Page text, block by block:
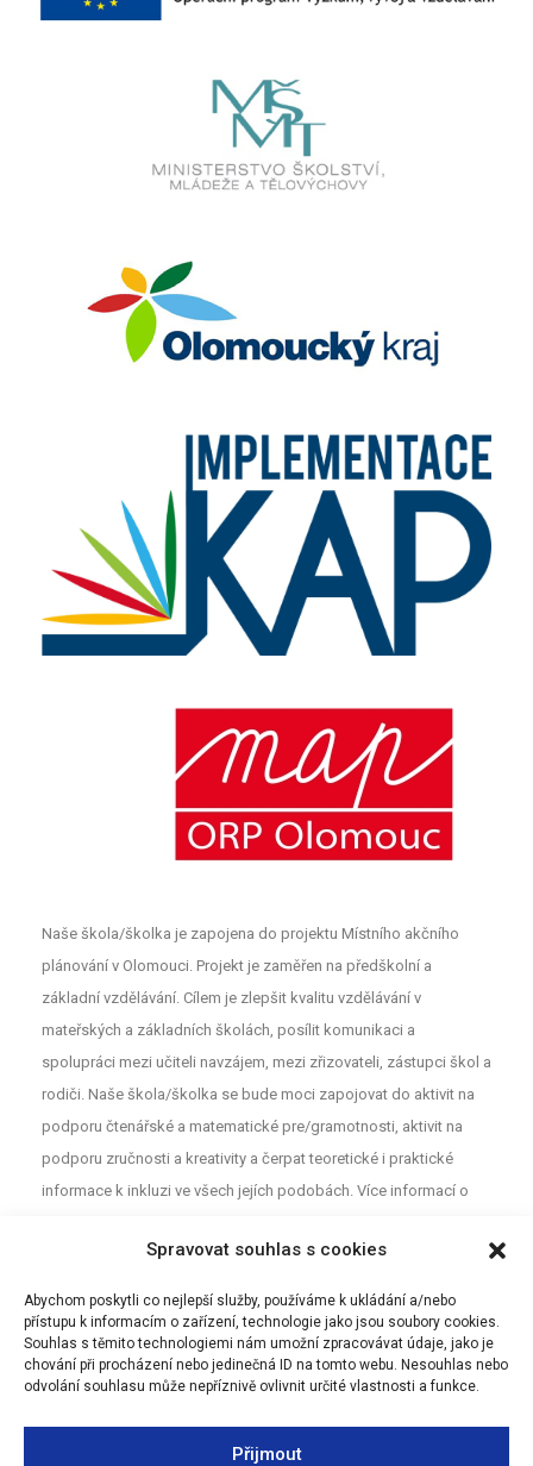
Spravovat souhlas s cookies
Abychom poskytli co nejlepší služby, používáme k ukládání a/nebo
přístupu k informacím o zařízení, technologie jako jsou soubory cookies.
Souhlas s těmito technologiemi nám umožní zpracovávat údaje, jako je
chování při procházení nebo jedinečná ID na tomto webu. Nesouhlas nebo
odvolání souhlasu může nepříznivě ovlivnit určité vlastnosti a funkce.
Přijmout
Naše škola/školka je zapojena do projektu Místního akčního
plánování v Olomouci. Projekt je zaměřen na předškolní a
základní vzdělávání. Cílem je zlepšit kvalitu vzdělávání v
mateřských a základních školách, posílit komunikaci a
spolupráci mezi učiteli navzájem, mezi zřizovateli, zástupci škol a
rodiči. Naše škola/školka se bude moci zapojovat do aktivit na
podporu čtenářské a matematické pre/gramotnosti, aktivit na
podporu zručnosti a kreativity a čerpat teoretické i praktické
informace k inkluzi ve všech jejích podobách. Více informací o
vzdělávání mezi rodiči, učiteli a dalšími aktéry z Olomouce jsou